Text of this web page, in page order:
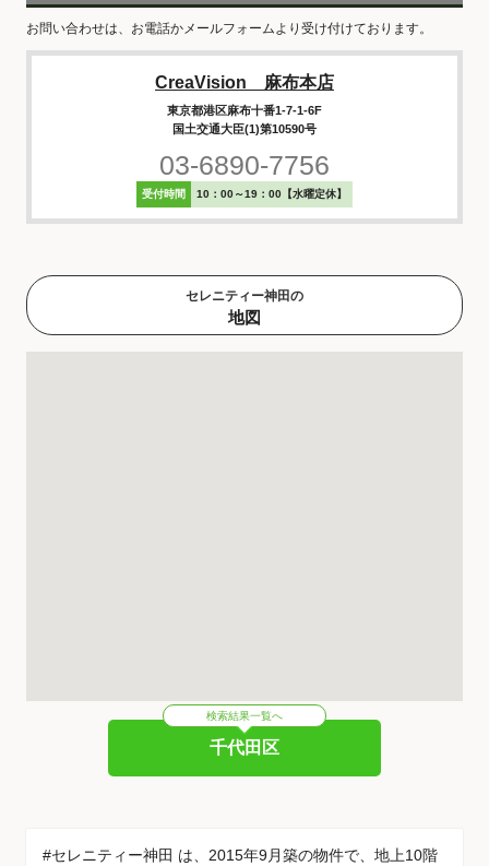
お問い合わせは、お電話かメールフォームより受け付けております。
CreaVision 麻布本店
東京都港区麻布十番1-7-1-6F
国土交通大臣(1)第10590号
03-6890-7756
受付時間 10：00～19：00【水曜定休】
セレニティー神田の
地図
検索結果一覧へ
千代田区
#セレニティー神田 は、2015年9月築の物件で、地上10階